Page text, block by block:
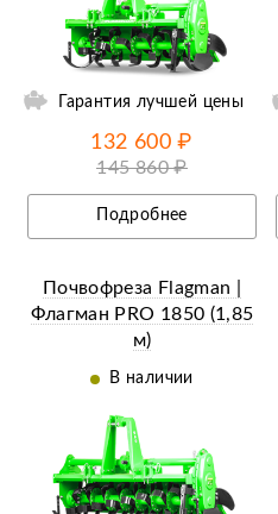
Гарантия лучшей цены
132 600 ₽
145 860 ₽
Подробнее
Ещё 5 фотографий
Почвофреза Flagman |
Флагман PRO 1850 (1,85
м)
В наличии
Ещё 4 фотографии